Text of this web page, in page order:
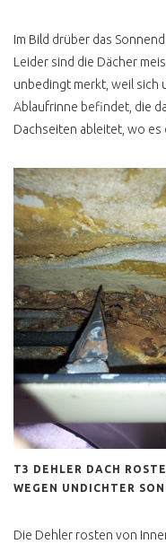
T4 BENZINER
T4 DIESEL
T4 ONE CLICK BUY
T4 SYNCRO HYPE
HÖCHSTPREISE
MULTIVAN
T4 SYNCRO
T4 SYCNRO
CAMPER
T4 SYNCRO
GL LANG
T4 SYNCRO
Im Bild drüber das
Leider sind die Dächer
unbedingt merkt, weil sich
Ablaufrinne befindet, die
Dachseiten ableitet, wo es
T3 DEHLER DACH
WEGEN UNDICHTER
Die Dehler rosten von